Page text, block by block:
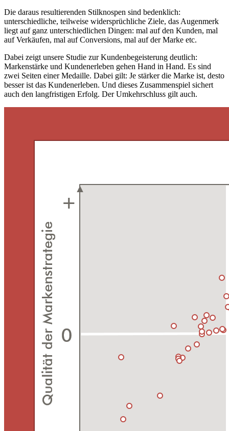
Die daraus resultierenden Stilknospen sind bedenklich:
unterschiedliche, teilweise widersprüchliche Ziele, das Augenmerk
liegt auf ganz unterschiedlichen Dingen: mal auf den Kunden, mal
auf Verkäufen, mal auf Conversions, mal auf der Marke etc.
Dabei zeigt unsere Studie zur Kundenbegeisterung deutlich:
Markenstärke und Kundenerleben gehen Hand in Hand. Es sind
zwei Seiten einer Medaille. Dabei gilt: Je stärker die Marke ist, desto
besser ist das Kundenerleben. Und dieses Zusammenspiel sichert
auch den langfristigen Erfolg. Der Umkehrschluss gilt auch.